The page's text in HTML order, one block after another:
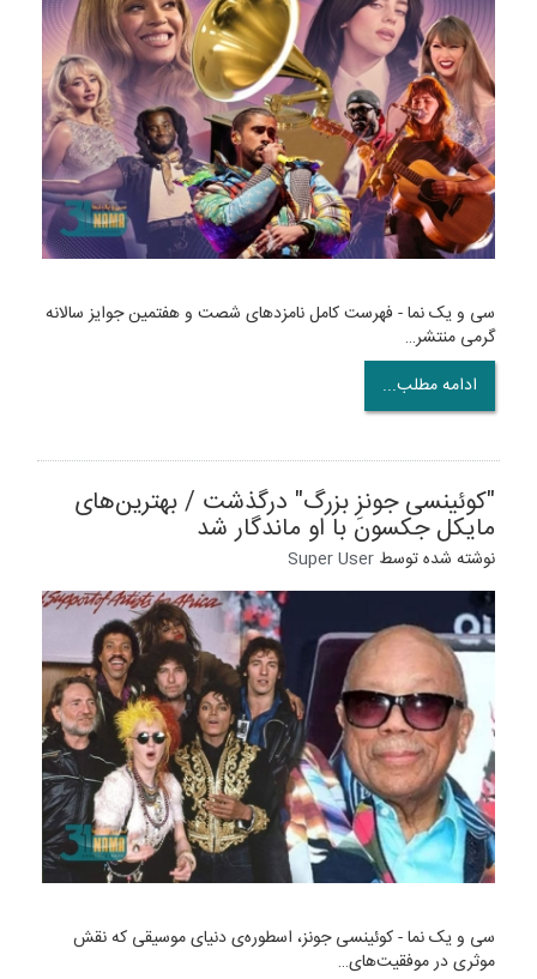
سی و یک نما - فهرست کامل نامزدهای شصت و هفتمین جوایز سالانه
گرمی منتشر…
ادامه مطلب...
"کوئینسی جونزِ بزرگ" درگذشت / بهترین‌های
مایکل جکسون با او ماندگار شد
نوشته شده توسط Super User
سی و یک نما - کوئینسی جونز، اسطوره‌ی دنیای موسیقی که نقش
موثری در موفقیت‌های…